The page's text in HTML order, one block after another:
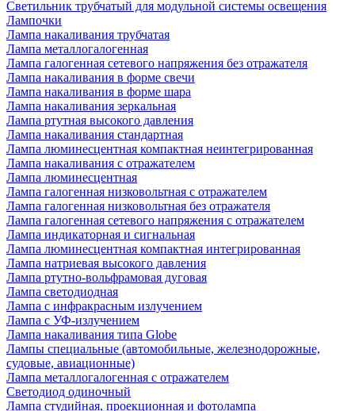
Светильник трубчатый для модульной системы освещения
Лампочки
Лампа накаливания трубчатая
Лампа металлогалогенная
Лампа галогенная сетевого напряжения без отражателя
Лампа накаливания в форме свечи
Лампа накаливания в форме шара
Лампа накаливания зеркальная
Лампа ртутная высокого давления
Лампа накаливания стандартная
Лампа люминесцентная компактная неинтегрированная
Лампа накаливания с отражателем
Лампа люминесцентная
Лампа галогенная низковольтная с отражателем
Лампа галогенная низковольтная без отражателя
Лампа галогенная сетевого напряжения с отражателем
Лампа индикаторная и сигнальная
Лампа люминесцентная компактная интегрированная
Лампа натриевая высокого давления
Лампа ртутно-вольфрамовая дуговая
Лампа светодиодная
Лампа с инфракрасным излучением
Лампа с УФ-излучением
Лампа накаливания типа Globe
Лампы специальные (автомобильные, железнодорожные,
судовые, авиационные)
Лампа металлогалогенная с отражателем
Светодиод одиночный
Лампа студийная, проекционная и фотолампа